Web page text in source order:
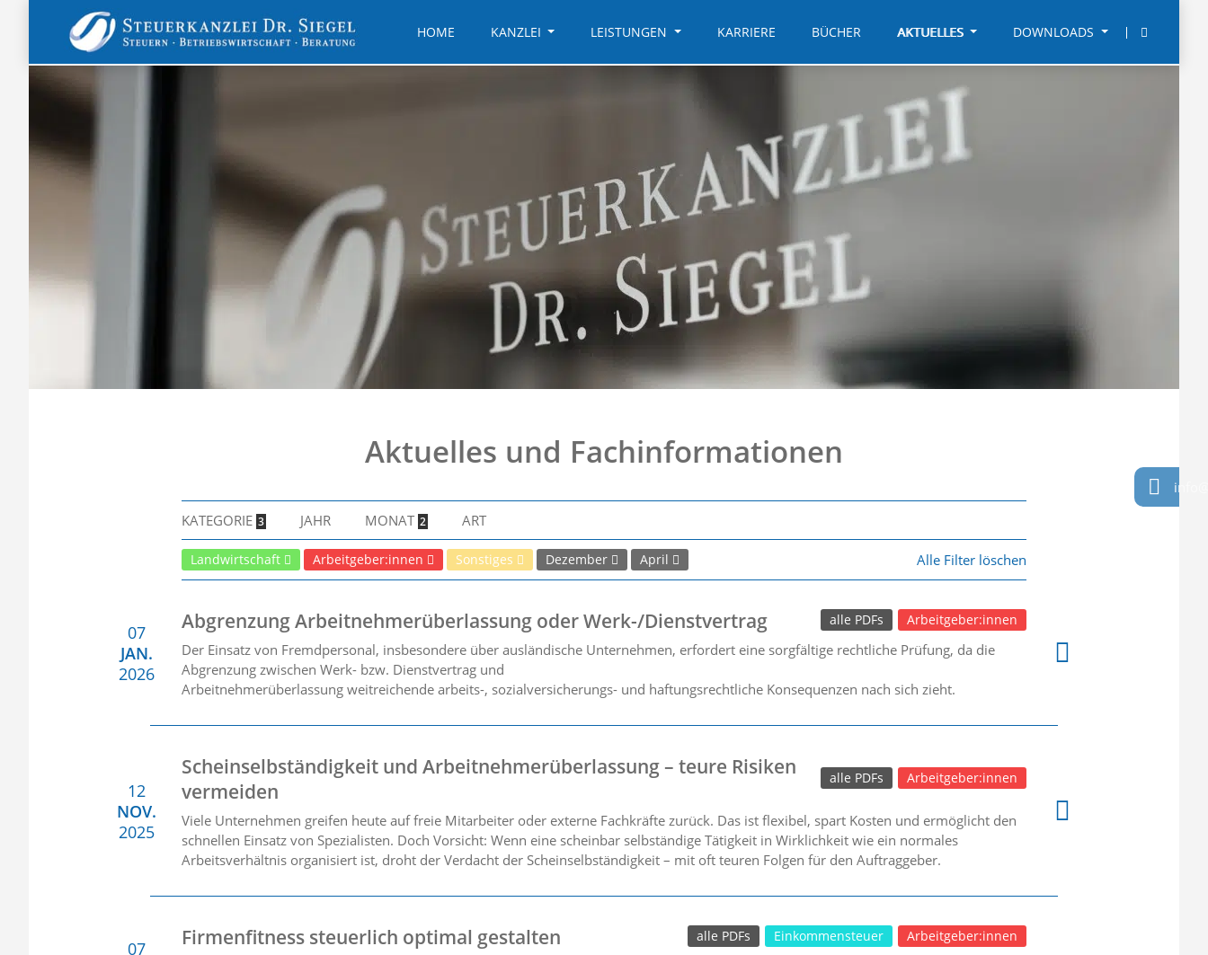
HOME KANZLEI LEISTUNGEN KARRIERE BÜCHER AKTUELLES DOWNLOADS
Aktuelles und Fachinformationen
KATEGORIE 3 JAHR MONAT 2 ART
Landwirtschaft Arbeitgeber:innen Sonstiges Dezember April Alle Filter löschen
07
JAN.
2026
Abgrenzung Arbeitnehmerüberlassung oder Werk-/Dienstvertrag Arbeitgeber:innen
alle PDFs
Der Einsatz von Fremdpersonal, insbesondere über ausländische Unternehmen, erfordert eine sorgfältige rechtliche Prüfung, da die
Abgrenzung zwischen Werk- bzw. Dienstvertrag und
Arbeitnehmerüberlassung weitreichende arbeits-, sozialversicherungs- und haftungsrechtliche Konsequenzen nach sich zieht.
12
NOV.
2025
Scheinselbständigkeit und Arbeitnehmerüberlassung – teure Risiken
vermeiden
Arbeitgeber:innen
alle PDFs
Viele Unternehmen greifen heute auf freie Mitarbeiter oder externe Fachkräfte zurück. Das ist flexibel, spart Kosten und ermöglicht den
schnellen Einsatz von Spezialisten. Doch Vorsicht: Wenn eine scheinbar selbständige Tätigkeit in Wirklichkeit wie ein normales
Arbeitsverhältnis organisiert ist, droht der Verdacht der Scheinselbständigkeit – mit oft teuren Folgen für den Auftraggeber.
07
Firmenfitness steuerlich optimal gestalten Arbeitgeber:innen
Einkommensteuer
alle PDFs